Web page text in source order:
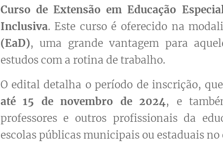
Curso de Extensão em Educação
Inclusiva. Este curso é oferecido na
(EaD), uma grande vantagem para
estudos com a rotina de trabalho.
O edital detalha o período de inscrição,
até 15 de novembro de 2024, e
professores e outros profissionais da
escolas públicas municipais ou estaduais no